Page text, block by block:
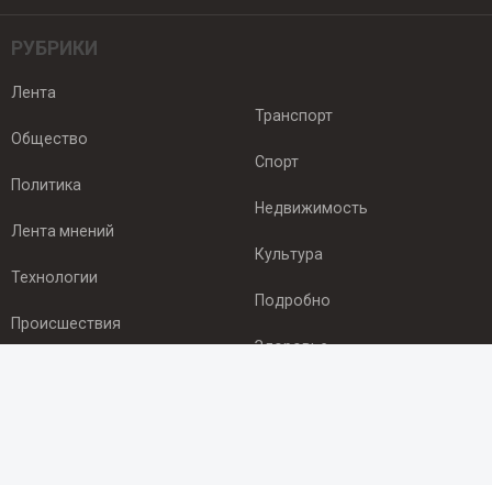
РУБРИКИ
Лента
Общество
Политика
Лента мнений
Технологии
Происшествия
Транспорт
Спорт
Недвижимость
Культура
Подробно
Здоровье